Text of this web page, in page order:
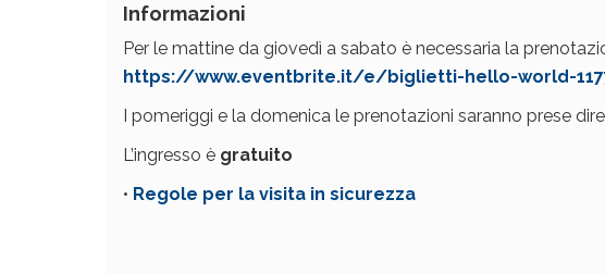
Informazioni
Per le mattine da giovedì a sabato è necessaria la
https://www.eventbrite.it/e/biglietti-hello-world-
I pomeriggi e la domenica le prenotazioni saranno prese
L’ingresso è gratuito
• Regole per la visita in sicurezza